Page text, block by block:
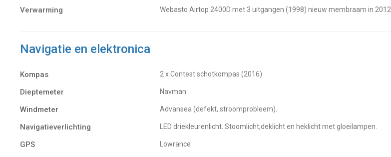
Verwarming Webasto Airtop 2400D met 3 uitgangen (1998) nieuw membraam in 2012
Navigatie en elektronica
Kompas 2 x Contest schotkompas (2016)
Dieptemeter Navman
Windmeter Advansea (defekt, stroomprobleem).
Navigatieverlichting LED driekleurenlicht. Stoomlicht,deklicht en heklicht met gloeilampen.
GPS Lowrance